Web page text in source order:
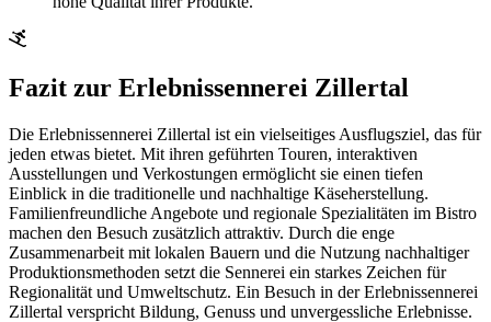
Fazit zur Erlebnissennerei Zillertal
Die Erlebnissennerei Zillertal ist ein vielseitiges Ausflugsziel, das für
jeden etwas bietet. Mit ihren geführten Touren, interaktiven
Ausstellungen und Verkostungen ermöglicht sie einen tiefen
Einblick in die traditionelle und nachhaltige Käseherstellung.
Familienfreundliche Angebote und regionale Spezialitäten im Bistro
machen den Besuch zusätzlich attraktiv. Durch die enge
Zusammenarbeit mit lokalen Bauern und die Nutzung nachhaltiger
Produktionsmethoden setzt die Sennerei ein starkes Zeichen für
Regionalität und Umweltschutz. Ein Besuch in der Erlebnissennerei
Zillertal verspricht Bildung, Genuss und unvergessliche Erlebnisse.